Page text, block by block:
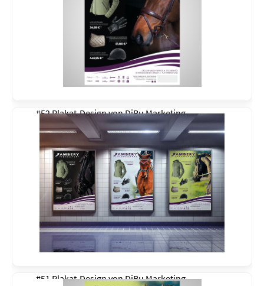
#52 Plakat-Design vonDiBu Marketing
#51 Plakat-Design vonDiBu Marketing